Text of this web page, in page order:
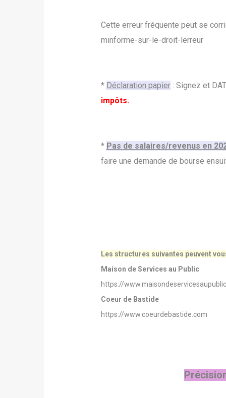
Cette erreur fréquente peut se
minforme-sur-le-droit-lerreur
* Déclaration papier: Signez et
impôts.
* Pas de salaires/revenus en
faire une demande de bourse
Les structures suivantes peuvent
Maison de Services au Public
https://
Coeur de Bastide
https://www.coeurdebastide.com